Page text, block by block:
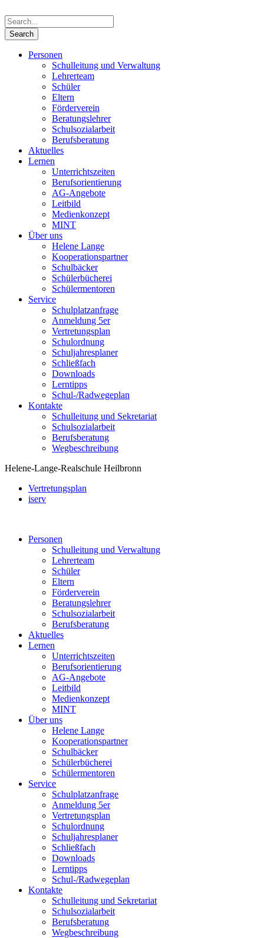
Personen
Schulleitung und Verwaltung
Lehrerteam
Schüler
Eltern
Förderverein
Beratungslehrer
Schulsozialarbeit
Berufsberatung
Aktuelles
Lernen
Unterrichtszeiten
Berufsorientierung
AG-Angebote
Leitbild
Medienkonzept
MINT
Über uns
Helene Lange
Kooperationspartner
Schulbäcker
Schülerbücherei
Schülermentoren
Service
Schulplatzanfrage
Anmeldung 5er
Vertretungsplan
Schulordnung
Schuljahresplaner
Schließfach
Downloads
Lerntipps
Schul-/Radwegeplan
Kontakte
Schulleitung und Sekretariat
Schulsozialarbeit
Berufsberatung
Wegbeschreibung
Helene-Lange-Realschule Heilbronn
Vertretungsplan
iserv
Personen
Schulleitung und Verwaltung
Lehrerteam
Schüler
Eltern
Förderverein
Beratungslehrer
Schulsozialarbeit
Berufsberatung
Aktuelles
Lernen
Unterrichtszeiten
Berufsorientierung
AG-Angebote
Leitbild
Medienkonzept
MINT
Über uns
Helene Lange
Kooperationspartner
Schulbäcker
Schülerbücherei
Schülermentoren
Service
Schulplatzanfrage
Anmeldung 5er
Vertretungsplan
Schulordnung
Schuljahresplaner
Schließfach
Downloads
Lerntipps
Schul-/Radwegeplan
Kontakte
Schulleitung und Sekretariat
Schulsozialarbeit
Berufsberatung
Wegbeschreibung